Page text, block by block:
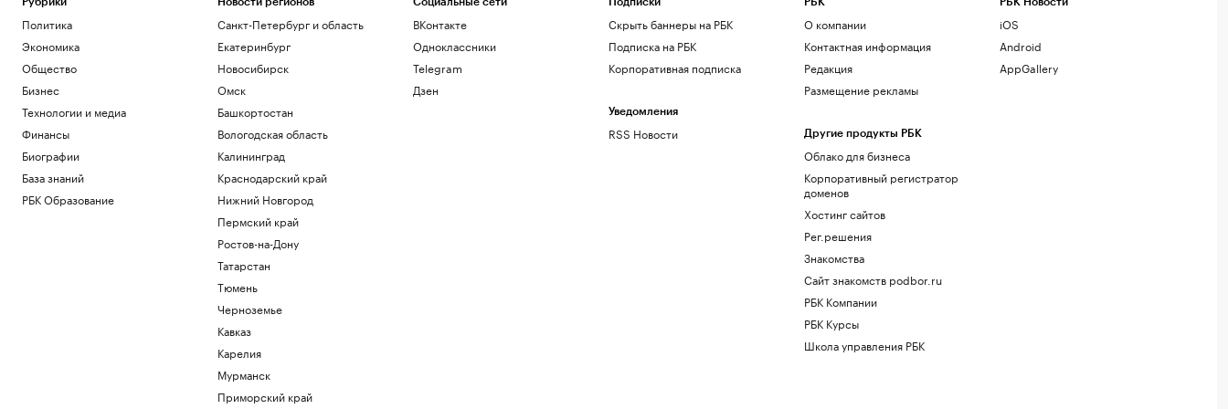
Политика
Экономика
Общество
Бизнес
Технологии и медиа
Финансы
Биографии
База знаний
РБК Образование
Санкт-Петербург и область
Екатеринбург
Новосибирск
Омск
Башкортостан
Вологодская область
Калининград
Краснодарский край
Нижний Новгород
Пермский край
Ростов-на-Дону
Татарстан
Тюмень
Черноземье
Кавказ
Карелия
Мурманск
Приморский край
ВКонтакте
Одноклассники
Telegram
Дзен
Скрыть баннеры на РБК
Подписка на РБК
Корпоративная подписка
Уведомления
RSS Новости
О компании
Контактная информация
Редакция
Размещение рекламы
Другие продукты РБК
Облако для бизнеса
Корпоративный регистратор
доменов
Хостинг сайтов
Рег.решения
Знакомства
Сайт знакомств podbor.ru
РБК Компании
РБК Курсы
Школа управления РБК
iOS
Android
AppGallery